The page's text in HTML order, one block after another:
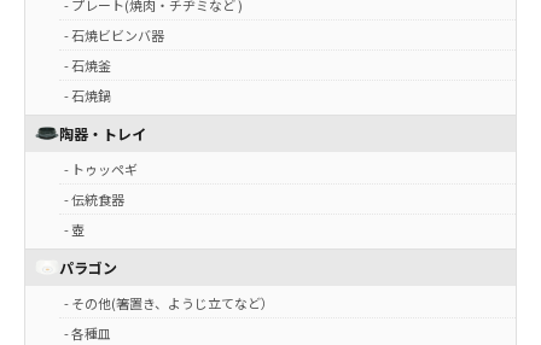
- プレート(焼肉・チヂミなど )
- 石焼ビビンバ器
- 石焼釜
- 石焼鍋
陶器・トレイ
- トゥッペギ
- 伝統食器
- 壺
パラゴン
- その他(箸置き、ようじ立てなど）
- 各種皿